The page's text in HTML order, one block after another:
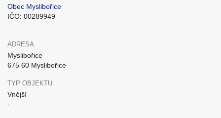
Obec Myslibořice
IČO: 00289949
ADRESA
Myslibořice
675 60 Myslibořice
TYP OBJEKTU
Vnější
-